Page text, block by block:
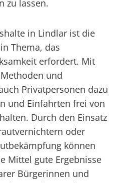
zu lassen.
in Lindlar ist die
Thema, das
erfordert. Mit
und
Privatpersonen dazu
und Einfahrten frei von
Durch den Einsatz
oder
können
Mittel gute Ergebnisse
Bürgerinnen und